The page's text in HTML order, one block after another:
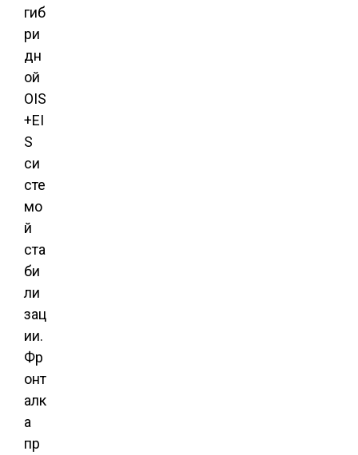
гиб
ри
дн
ой
OIS
+EI
S
си
сте
мо
й
ста
би
ли
зац
ии.
Фр
онт
алк
а
пр